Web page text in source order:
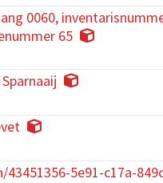
0060,
65
5e91-c17a-